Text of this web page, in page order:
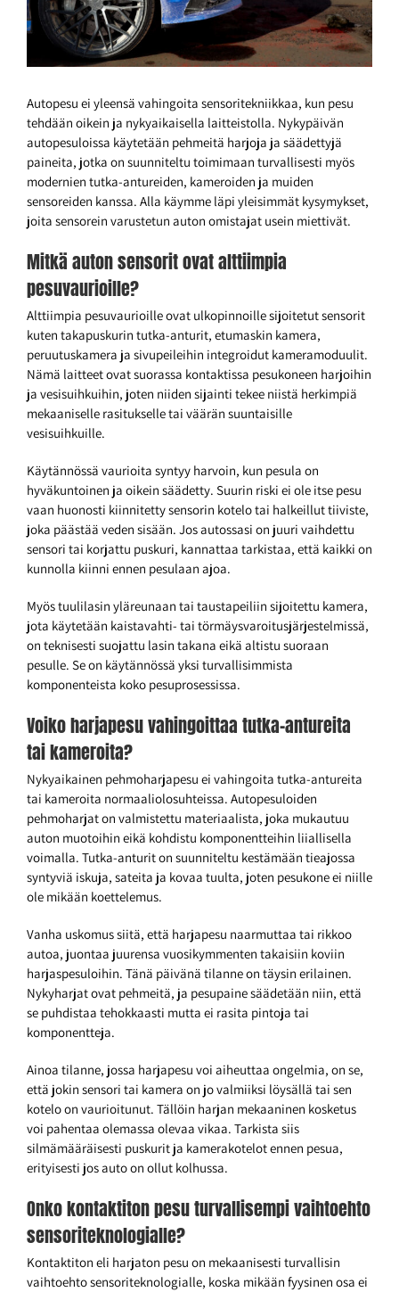
Autopesu ei yleensä vahingoita sensoritekniikkaa, kun pesu
tehdään oikein ja nykyaikaisella laitteistolla. Nykypäivän
autopesuloissa käytetään pehmeitä harjoja ja säädettyjä
paineita, jotka on suunniteltu toimimaan turvallisesti myös
modernien tutka-antureiden, kameroiden ja muiden
sensoreiden kanssa. Alla käymme läpi yleisimmät kysymykset,
joita sensorein varustetun auton omistajat usein miettivät.
Mitkä auton sensorit ovat alttiimpia
pesuvaurioille?
Alttiimpia pesuvaurioille ovat ulkopinnoille sijoitetut sensorit
kuten takapuskurin tutka-anturit, etumaskin kamera,
peruutuskamera ja sivupeileihin integroidut kameramoduulit.
Nämä laitteet ovat suorassa kontaktissa pesukoneen harjoihin
ja vesisuihkuihin, joten niiden sijainti tekee niistä herkimpiä
mekaaniselle rasitukselle tai väärän suuntaisille
vesisuihkuille.
Käytännössä vaurioita syntyy harvoin, kun pesula on
hyväkuntoinen ja oikein säädetty. Suurin riski ei ole itse pesu
vaan huonosti kiinnitetty sensorin kotelo tai halkeillut tiiviste,
joka päästää veden sisään. Jos autossasi on juuri vaihdettu
sensori tai korjattu puskuri, kannattaa tarkistaa, että kaikki on
kunnolla kiinni ennen pesulaan ajoa.
Myös tuulilasin yläreunaan tai taustapeiliin sijoitettu kamera,
jota käytetään kaistavahti- tai törmäysvaroitusjärjestelmissä,
on teknisesti suojattu lasin takana eikä altistu suoraan
pesulle. Se on käytännössä yksi turvallisimmista
komponenteista koko pesuprosessissa.
Voiko harjapesu vahingoittaa tutka-antureita
tai kameroita?
Nykyaikainen pehmoharjapesu ei vahingoita tutka-antureita
tai kameroita normaaliolosuhteissa. Autopesuloiden
pehmoharjat on valmistettu materiaalista, joka mukautuu
auton muotoihin eikä kohdistu komponentteihin liiallisella
voimalla. Tutka-anturit on suunniteltu kestämään tieajossa
syntyviä iskuja, sateita ja kovaa tuulta, joten pesukone ei niille
ole mikään koettelemus.
Vanha uskomus siitä, että harjapesu naarmuttaa tai rikkoo
autoa, juontaa juurensa vuosikymmenten takaisiin koviin
harjaspesuloihin. Tänä päivänä tilanne on täysin erilainen.
Nykyharjat ovat pehmeitä, ja pesupaine säädetään niin, että
se puhdistaa tehokkaasti mutta ei rasita pintoja tai
komponentteja.
Ainoa tilanne, jossa harjapesu voi aiheuttaa ongelmia, on se,
että jokin sensori tai kamera on jo valmiiksi löysällä tai sen
kotelo on vaurioitunut. Tällöin harjan mekaaninen kosketus
voi pahentaa olemassa olevaa vikaa. Tarkista siis
silmämääräisesti puskurit ja kamerakotelot ennen pesua,
erityisesti jos auto on ollut kolhussa.
Onko kontaktiton pesu turvallisempi vaihtoehto
sensoriteknologialle?
Kontaktiton eli harjaton pesu on mekaanisesti turvallisin
vaihtoehto sensoriteknologialle, koska mikään fyysinen osa ei